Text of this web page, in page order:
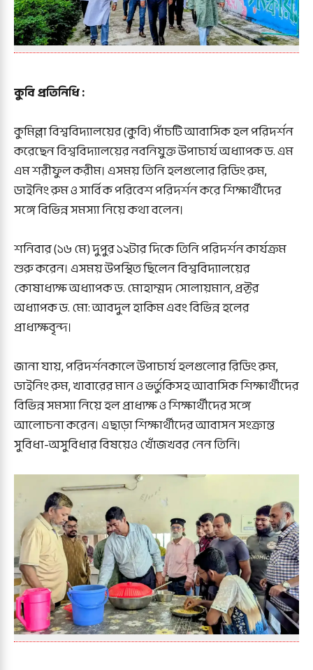
কুবি প্রতিনিধি :
কুমিল্লা বিশ্ববিদ্যালয়ের (কুবি) পাঁচটি আবাসিক হল পরিদর্শন
করেছেন বিশ্ববিদ্যালয়ের নবনিযুক্ত উপাচার্য অধ্যাপক ড. এম
এম শরীফুল করীম। এসময় তিনি হলগুলোর রিডিং রুম,
ডাইনিং রুম ও সার্বিক পরিবেশ পরিদর্শন করে শিক্ষার্থীদের
সঙ্গে বিভিন্ন সমস্যা নিয়ে কথা বলেন।
শনিবার (১৬ মে) দুপুর ১২টার দিকে তিনি পরিদর্শন কার্যক্রম
শুরু করেন। এসময় উপস্থিত ছিলেন বিশ্ববিদ্যালয়ের
কোষাধ্যক্ষ অধ্যাপক ড. মোহাম্মদ সোলায়মান, প্রক্টর
অধ্যাপক ড. মো: আবদুল হাকিম এবং বিভিন্ন হলের
প্রাধ্যক্ষবৃন্দ।
জানা যায়, পরিদর্শনকালে উপাচার্য হলগুলোর রিডিং রুম,
ডাইনিং রুম, খাবারের মান ও ভর্তুকিসহ আবাসিক শিক্ষার্থীদের
বিভিন্ন সমস্যা নিয়ে হল প্রাধ্যক্ষ ও শিক্ষার্থীদের সঙ্গে
আলোচনা করেন। এছাড়া শিক্ষার্থীদের আবাসন সংক্রান্ত
সুবিধা-অসুবিধার বিষয়েও খোঁজখবর নেন তিনি।